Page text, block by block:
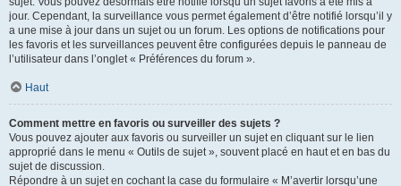
jour. Cependant, la surveillance vous permet également d’être notifié lorsqu’il y
a une mise à jour dans un sujet ou un forum. Les options de notifications pour
les favoris et les surveillances peuvent être configurées depuis le panneau de
l’utilisateur dans l’onglet « Préférences du forum ».
Haut
Comment mettre en favoris ou surveiller des sujets ?
Vous pouvez ajouter aux favoris ou surveiller un sujet en cliquant sur le lien
approprié dans le menu « Outils de sujet », souvent placé en haut et en bas du
sujet de discussion.
Répondre à un sujet en cochant la case du formulaire « M’avertir lorsqu’une